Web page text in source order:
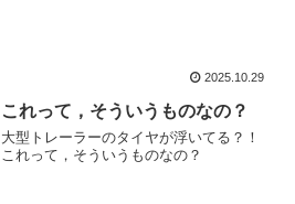
2025.10.29
これって，そういうものなの？
大型トレーラーのタイヤが浮いてる？！
これって，そういうものなの？